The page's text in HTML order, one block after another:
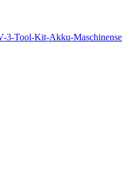
3-Tool-Kit-Akku-